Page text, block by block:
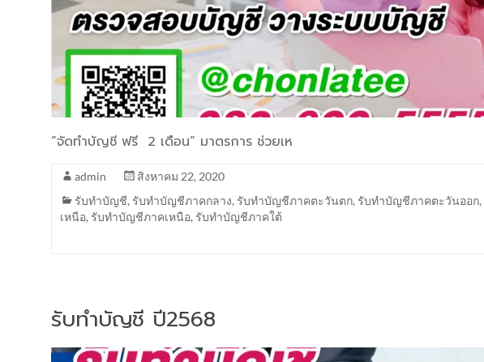
“จัดทำบัญชี ฟรี 2 เดือน” มาตรการ ช่วยเห
admin
สิงหาคม 22, 2020
รับทำบัญชี, รับทำบัญชีภาคกลาง, รับทำบัญชีภาคตะวันตก, รับทำบัญชีภาคตะวันออก,
เหนือ, รับทำบัญชีภาคเหนือ, รับทำบัญชีภาคใต้
รับทำบัญชี ปี2568